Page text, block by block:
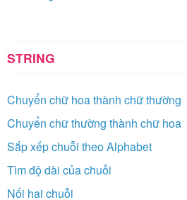
STRING
Chuyển chữ hoa thành chữ thường
Chuyển chữ thường thành chữ hoa
Sắp xếp chuỗi theo Alphabet
Tìm độ dài của chuỗi
Nối hai chuỗi